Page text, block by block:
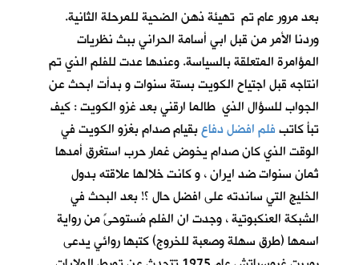
بعد مرور عام تم تهيئة ذهن الضحية للمرحلة الثانية.
وردنا الأمر من قبل ابي أسامة الحراني ببث نظريات
المؤامرة المتعلقة بالسياسة. وعندها عدت للفلم الذي تم
انتاجه قبل اجتياح الكويت بستة سنوات و بدأت ابحث عن
الجواب للسؤال الذي طالما ارقني بعد غزو الكويت : كيف
تبأ كاتبفلم افضل دفاعبقيام صدام بغزو الكويت في
الوقت الذي كان صدام يخوض غمار حرب استغرق أمدها
ثمان سنوات ضد ايران ، و كانت خلالها علاقته بدول
الخليج التي ساندته على افضل حال ؟! بعد البحث في
الشبكة العنكبوتية ، وجدت ان الفلم مُستوحىً من رواية
اسمها (طرق سهلة وصعبة للخروج) كتبها روائي يدعى